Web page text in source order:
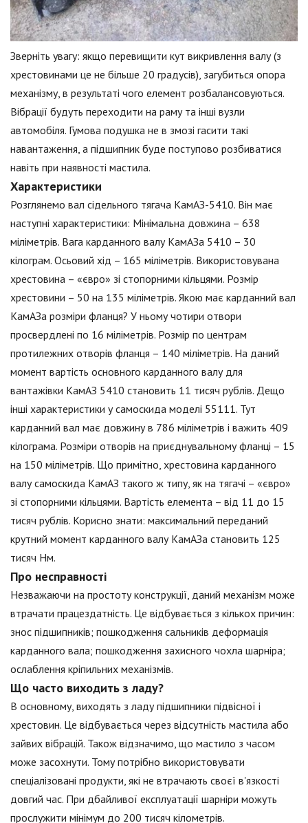
Зверніть увагу: якщо перевищити кут викривлення валу (з
хрестовинами це не більше 20 градусів), загубиться опора
механізму, в результаті чого елемент розбалансовуються.
Вібрації будуть переходити на раму та інші вузли
автомобіля. Гумова подушка не в змозі гасити такі
навантаження, а підшипник буде поступово розбиватися
навіть при наявності мастила.
Характеристики
Розглянемо вал сідельного тягача КамАЗ-5410. Він має
наступні характеристики: Мінімальна довжина – 638
міліметрів. Вага карданного валу КамАЗа 5410 – 30
кілограм. Осьовий хід – 165 міліметрів. Використовувана
хрестовина – «євро» зі стопорними кільцями. Розмір
хрестовини – 50 на 135 міліметрів. Якою має карданний вал
КамАЗа розміри фланця? У ньому чотири отвори
просвердлені по 16 міліметрів. Розмір по центрам
протилежних отворів фланця – 140 міліметрів. На даний
момент вартість основного карданного валу для
вантажівки КамАЗ 5410 становить 11 тисяч рублів. Дещо
інші характеристики у самоскида моделі 55111. Тут
карданний вал має довжину в 786 міліметрів і важить 409
кілограма. Розміри отворів на приєднувальному фланці – 15
на 150 міліметрів. Що примітно, хрестовина карданного
валу самоскида КамАЗ такого ж типу, як на тягачі – «євро»
зі стопорними кільцями. Вартість елемента – від 11 до 15
тисяч рублів. Корисно знати: максимальний переданий
крутний момент карданного валу КамАЗа становить 125
тисяч Нм.
Про несправності
Незважаючи на простоту конструкції, даний механізм може
втрачати працездатність. Це відбувається з кількох причин:
знос підшипників; пошкодження сальників деформація
карданного вала; пошкодження захисного чохла шарніра;
ослаблення кріпильних механізмів.
Що часто виходить з ладу?
В основному, виходять з ладу підшипники підвісної і
хрестовин. Це відбувається через відсутність мастила або
зайвих вібрацій. Також відзначимо, що мастило з часом
може засохнути. Тому потрібно використовувати
спеціалізовані продукти, які не втрачають своєї в'язкості
довгий час. При дбайливої експлуатації шарніри можуть
прослужити мінімум до 200 тисяч кілометрів.